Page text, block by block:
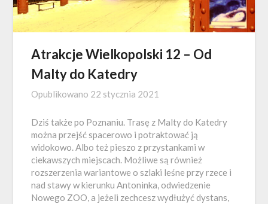
Atrakcje Wielkopolski 12 – Od
Malty do Katedry
Opublikowano 22 stycznia 2021
Dziś także po Poznaniu. Trasę z Malty do Katedry
można przejść spacerowo i potraktować ją
widokowo. Albo też pieszo z przystankami w
ciekawszych miejscach. Możliwe są również
rozszerzenia wariantowe o szlaki leśne przy rzece i
nad stawy w kierunku Antoninka, odwiedzenie
Nowego ZOO, a jeżeli zechcesz wydłużyć dystans,